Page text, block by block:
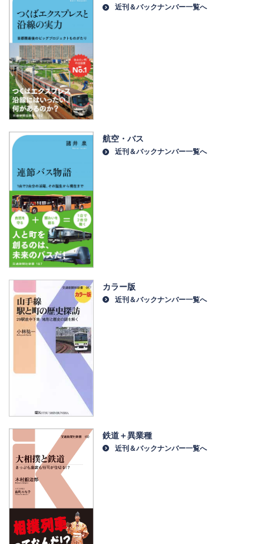
近刊＆バックナンバー一覧へ
航空・バス
近刊＆バックナンバー一覧へ
カラー版
近刊＆バックナンバー一覧へ
鉄道＋異業種
近刊＆バックナンバー一覧へ